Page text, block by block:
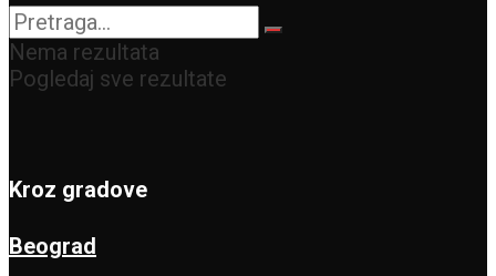
Nema rezultata
Pogledaj sve rezultate
Kroz gradove
Beograd